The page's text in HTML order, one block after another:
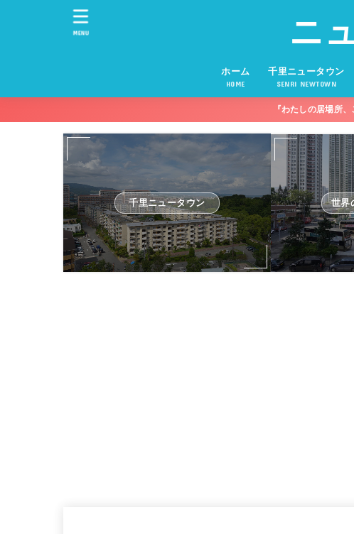
ニ
ホーム
HOME
千里ニュータウン
SENRI NEWTOWN
MENU
『わたしの居場所
千里ニュータウン 世界